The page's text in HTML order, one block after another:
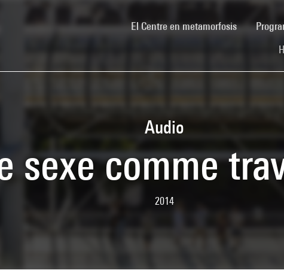
El Centre en metamorfosis(current)
Audio
sexe comme
2014